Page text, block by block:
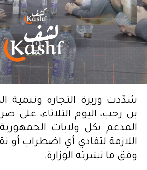
شدّدت وزيرة التجارة وتنمية
بن رجب، اليوم الثلاثاء، على
المدعم بكل ولايات الجمهورية
اللازمة لتفادي أي اضطراب أو
وفق ما نشرته الوزارة.